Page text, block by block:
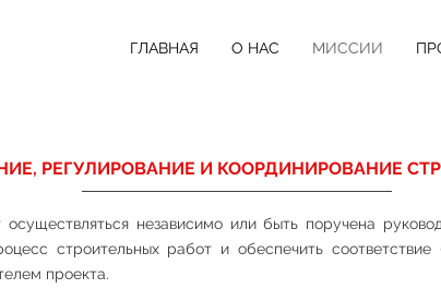
ГЛАВНАЯ О НАС МИССИИ
РЕГУЛИРОВАНИЕ И КООРДИНИРОВАНИЕ
независимо или быть поручена
строительных работ и обеспечить
проекта.